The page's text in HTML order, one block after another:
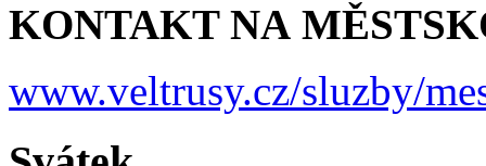
KONTAKT NA
www.veltrusy.cz/sluzby/